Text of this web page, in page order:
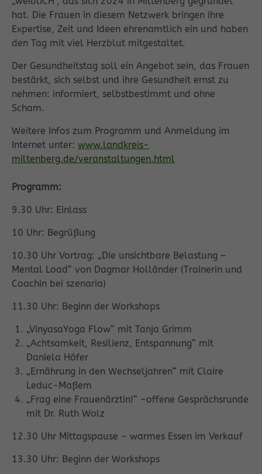
hat. Die Frauen in diesem Netzwerk bringen ihre
Expertise, Zeit und Ideen ehrenamtlich ein und haben
den Tag mit viel Herzblut mitgestaltet.
Der Gesundheitstag soll ein Angebot sein, das Frauen
bestärkt, sich selbst und ihre Gesundheit ernst zu
nehmen: informiert, selbstbestimmt und ohne
Scham.
Weitere Infos zum Programm und Anmeldung im
Internet unter: www.landkreis-
miltenberg.de/veranstaltungen.html
Programm:
9.30 Uhr: Einlass
10 Uhr: Begrüßung
10.30 Uhr Vortrag: „Die unsichtbare Belastung –
Mental Load“ von Dagmar Holländer (Trainerin und
Coachin bei szenaria)
11.30 Uhr: Beginn der Workshops
„VinyasaYoga Flow“ mit Tanja Grimm
„Achtsamkeit, Resilienz, Entspannung“ mit
Daniela Höfer
„Ernährung in den Wechseljahren“ mit Claire
Leduc-Maßem
„Frag eine Frauenärztin!“ –offene Gesprächsrunde
mit Dr. Ruth Wolz
12.30 Uhr Mittagspause – warmes Essen im Verkauf
13.30 Uhr: Beginn der Workshops